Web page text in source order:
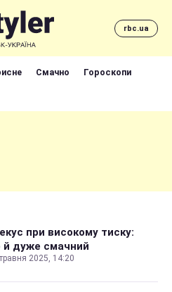
rbc.ua
Смачно Гороскопи
при високому тиску:
й дуже смачний
2025, 14:20